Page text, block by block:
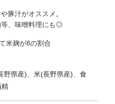
豚汁がオススメ。
等、味噌料理にも◎
麹が8の割合
野県産)、米(長野県産)、食
精